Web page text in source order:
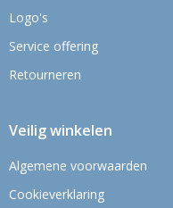
Logo's
Service offering
Retourneren
Veilig winkelen
Algemene voorwaarden
Cookieverklaring